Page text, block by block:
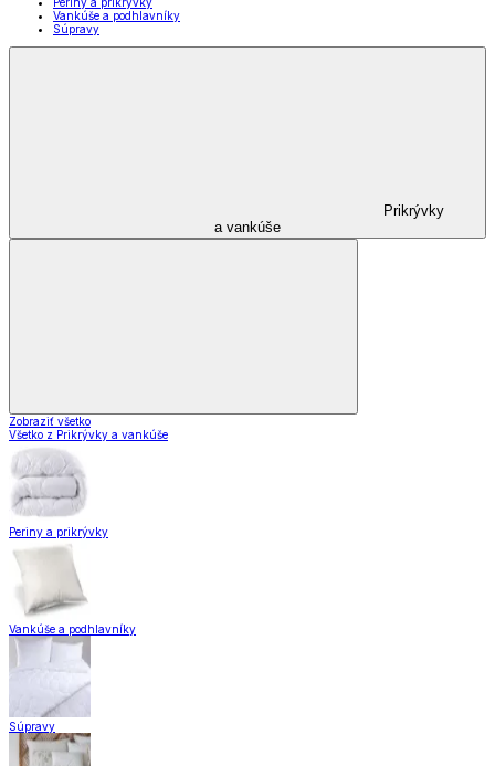
Vankúše a podhlavníky
Súpravy
Prikrývky
a vankúše
Zobraziť všetko
Všetko z Prikrývky a vankúše
Periny a prikrývky
Vankúše a podhlavníky
Súpravy